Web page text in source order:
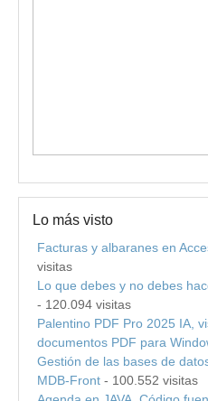
Lo más visto
Facturas y albaranes en
visitas
Lo que debes y no debes
- 120.094 visitas
Palentino PDF Pro 2025 IA,
documentos PDF para
Gestión de las bases de
MDB-Front - 100.552 visitas